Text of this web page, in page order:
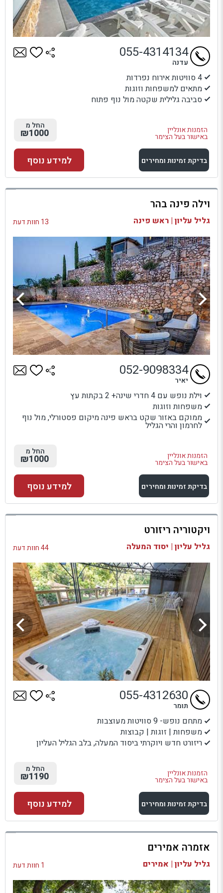
4 סוויטות אירוח נפרדות
מתאים למשפחות וזוגות
סביבה גלילית שקטה מול נוף פתוח
הזמנות אונליין
באישור בעל הצימר
055-4314134
עדנה
החל מ
₪1000
בדיקת זמינות ומחירים
למתחם זה
בדיקת זמינות ומחירים
למידע נוסף
וילה פינה בהר
גליל עליון | ראש פינה 13 חוות דעת
וילת נופש עם 4 חדרי שינה+ 2 בקתות עץ
משפחות וזוגות
ממוקם באזור שקט בראש פינה מיקום פסטורלי, מול נוף
לחרמון והרי הגליל
הזמנות אונליין
באישור בעל הצימר
052-9098334
יאיר
החל מ
₪1000
בדיקת זמינות ומחירים
למתחם זה
בדיקת זמינות ומחירים
למידע נוסף
ויקטוריה ריזורט
גליל עליון | יסוד המעלה 44 חוות דעת
מתחם נופש- 9 סוויטות מעוצבות
משפחות | זוגות | קבוצות
ריזורט חדש ויוקרתי ביסוד המעלה, בלב הגליל העליון
הזמנות אונליין
באישור בעל הצימר
055-4312630
תומר
החל מ
₪1190
בדיקת זמינות ומחירים
למתחם זה
בדיקת זמינות ומחירים
למידע נוסף
אזמרה אמירים
גליל עליון | אמירים 1 חוות דעת